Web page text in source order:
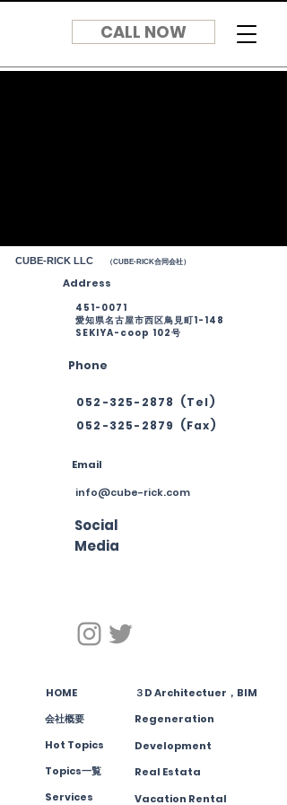
CALL NOW
CUBE-RICK LLC （CUBE-RICK合同会社）
Address
451-0071
愛知県名古屋市西区鳥見町1-148
​SEKIYA-coop 102号
Phone
052-325-2878 (Tel)
052-325-2879 (Fax)
Email
info@cube-rick.com
Social
Media
​HOME
​会社概要
Hot Topics
Topics​一覧
Services
３D Architectuer，BIM
Regeneration
Development
Real Estata
Vacation Rental